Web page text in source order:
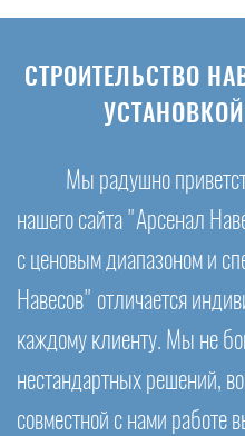
СТРОИТЕЛЬСТВО
Мы радушно
нашего сайта "Арсенал
с ценовым диапазоном и
Навесов" отличается
каждому клиенту. Мы не
нестандартных решений,
совместной с нами работе